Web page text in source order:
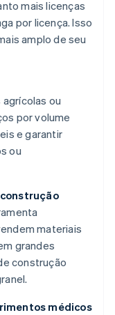
mais licenças
por licença. Isso
amplo de seu
ou
por volume
e garantir
ou
materiais
grandes
construção
médicos